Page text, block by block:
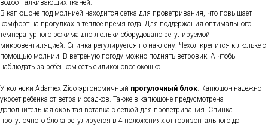
водоотталкивающих тканей.
В капюшоне под молнией находится сетка для проветривания, что повышает
комфорт на прогулках в теплое время года. Для поддержания оптимального
температурного режима дно люльки оборудовано регулируемой
микровентиляцией. Спинка регулируется по наклону. Чехол крепится к люльке с
помощью молнии. В ветреную погоду можно поднять ветровик. А чтобы
наблюдать за ребёнком есть силиконовое окошко.
У коляски Adamex Zico эргономичный прогулочный блок. Капюшон надежно
укроет ребенка от ветра и осадков. Также в капюшоне предусмотрена
дополнительная скрытая вставка с сеткой для проветривания. Спинка
прогулочного блока регулируется в 4 положениях от горизонтального до